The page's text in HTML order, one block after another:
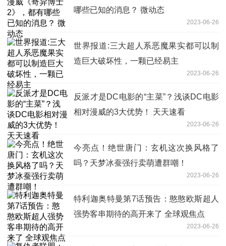
哪些已知的消息？ 微动态
2023-06-26
世界报道:三大超人系恶魔果实都可以制
造巨大破坏性，一颗已经易主
2023-06-26
反派才是DC电影的“主菜”？浅谈DC电影
相对漫威的3大优势！ 天天速看
2023-06-26
今亮点！绝世唐门：玄机这次换风格了
吗？天梦冰蚕强行卖萌遭群嘲！
2023-06-26
特利迦奥特曼第7话预告：憨憨欧斯超人
强势客串期待的高开来了 全球观焦点
2023-06-26